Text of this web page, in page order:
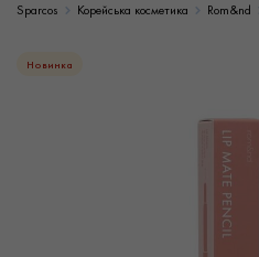
Sparcos Корейська косметика Rom&nd
Новинка